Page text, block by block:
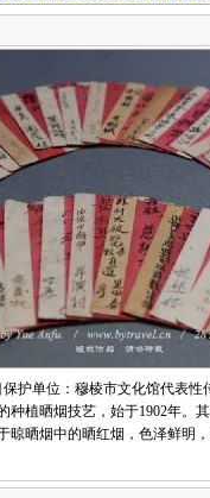
单位：穆棱市文化馆代表性
植晒烟技艺，始于1902年。
晒烟中的晒红烟，色泽鲜明